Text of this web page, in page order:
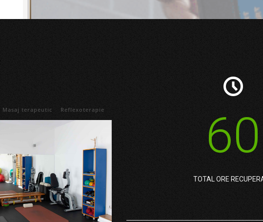
Masaj terapeutic Reflexoterapie

60
TOTAL ORE